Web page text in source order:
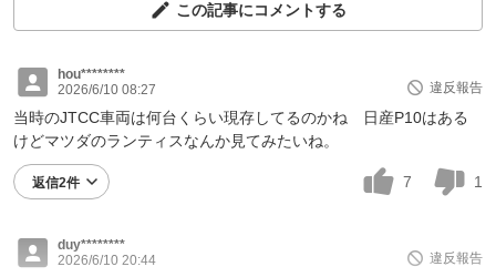
この記事にコメントする
hou********
2026/6/10 08:27
違反報告
当時のJTCC車両は何台くらい現存してるのかね 日産P10はある
けどマツダのランティスなんか見てみたいね。
返信2件 7 1
duy********
2026/6/10 20:44
違反報告